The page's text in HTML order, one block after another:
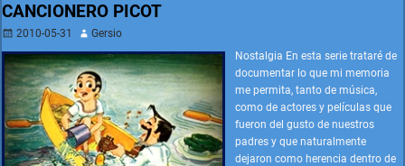
CANCIONERO PICOT
2010-05-31
Gersio
Nostalgia En esta serie trataré de
documentar lo que mi memoria
me permita, tanto de música,
como de actores y películas que
fueron del gusto de nuestros
padres y que naturalmente
dejaron como herencia dentro de